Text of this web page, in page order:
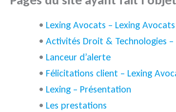
• Lexing Avocats – Lexing Avocats
• Activités Droit & Technologies –
• Lanceur d’alerte
• Félicitations client – Lexing
• Lexing – Présentation
• Les prestations